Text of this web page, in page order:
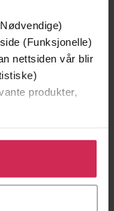
(Funksjonelle)
nettsiden vår blir
produkter,
til å
Du kan også
ved å klikke